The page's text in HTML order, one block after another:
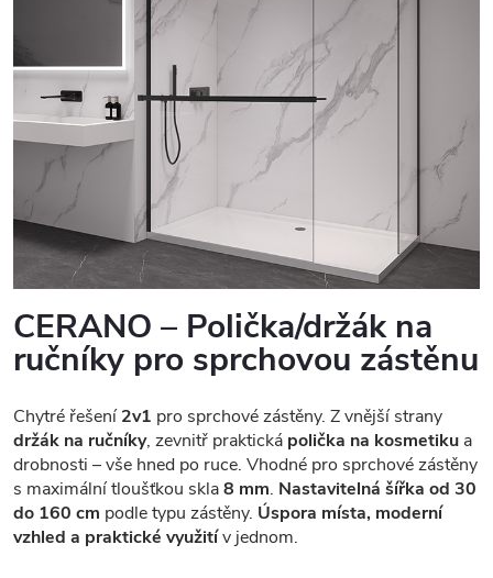
CERANO – Polička/držák na
ručníky pro sprchovou zástěnu
Chytré řešení2v1 pro sprchové zástěny. Z vnější strany
držák na ručníky, zevnitř praktická polička na kosmetiku a
drobnosti – vše hned po ruce. Vhodné pro sprchové zástěny
s maximální tloušťkou skla8 mm. Nastavitelná šířka od 30
do 160 cm podle typu zástěny. Úspora místa, moderní
vzhled a praktické využitív jednom.